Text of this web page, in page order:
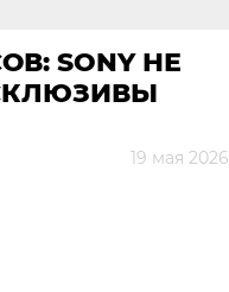
SONY НЕ
19 мая 2026